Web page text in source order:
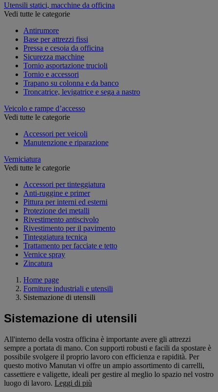
Utensili statici, macchine da officina
Vedi tutte le categorie
Antirumore
Base per attrezzi fissi
Pressa e cesoia da officina
Sicurezza macchine
Tornio asportazione trucioli
Tornio e accessori
Trapano su colonna e da banco
Troncatrice, levigatrice e sega a nastro
Veicolo e rampe d’accesso
Vedi tutte le categorie
Accessori per veicoli
Manutenzione e riparazione
Verniciatura
Vedi tutte le categorie
Accessori per tinteggiatura
Anti-ruggine e primer
Pittura per interni ed esterni
Protezione dei metalli
Rivestimento antiscivolo
Rivestimento per il pavimento
Tinteggiatura tecnica
Trattamento per facciate e tetto
Vernice spray
Zincatura
Home page
Forniture industriali e utensili
Sistemazione di utensili
Sistemazione di utensili
All'interno della vostra officina è importante avere gli attrezzi
sempre a portata di mano. Con supporti robusti e facili da spostare è
possibile svolgere il proprio lavoro con efficienza e rapidità. Per
questo motivo Manutan vi offre un ampio assortimento di carrelli,
cassettiere e valigette, ideali per gestire al meglio lo spazio nel vostro
luogo di lavoro. Leggi di più